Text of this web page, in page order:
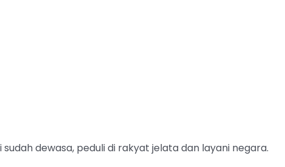
dewasa, peduli di rakyat jelata dan layani negara.